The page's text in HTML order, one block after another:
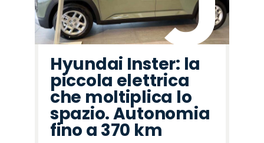
Hyundai Inster: la
piccola elettrica
che moltiplica lo
spazio. Autonomia
fino a 370 km